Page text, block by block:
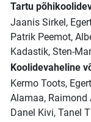
Tartu
Jaanis Sirkel,
Patrik Peemot,
Kadastik, Sten-
Koolidevaheline
Kermo Toots,
Alamaa, Raimond
Danel Kivi, Tanel